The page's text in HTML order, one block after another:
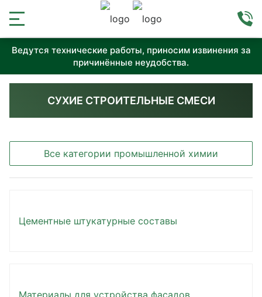
Ведутся технические работы, приносим извинения за
причинённые неудобства.
СУХИЕ СТРОИТЕЛЬНЫЕ СМЕСИ
Все категории промышленной химии
Цементные штукатурные составы
Материалы для устройства фасадов